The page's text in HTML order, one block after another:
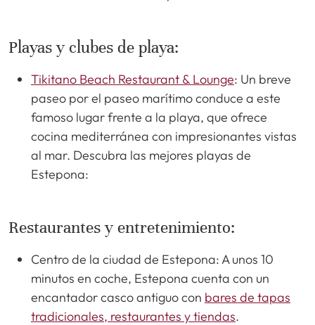
Playas y clubes de playa:
Tikitano Beach Restaurant & Lounge: Un breve
paseo por el paseo marítimo conduce a este
famoso lugar frente a la playa, que ofrece
cocina mediterránea con impresionantes vistas
al mar. Descubra las mejores playas de
Estepona:
Restaurantes y entretenimiento:
Centro de la ciudad de Estepona: A unos 10
minutos en coche, Estepona cuenta con un
encantador casco antiguo con bares de tapas
tradicionales, restaurantes y tiendas.